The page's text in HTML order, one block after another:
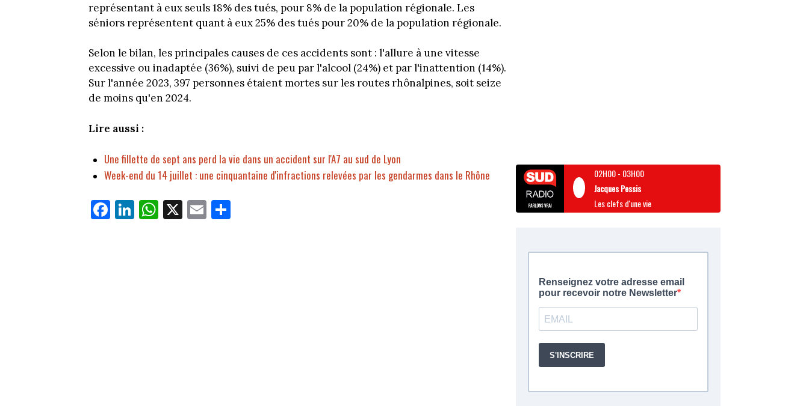
représentant à eux seuls 18% des tués, pour 8% de la population régionale. Les
séniors représentent quant à eux 25% des tués pour 20% de la population régionale.
Selon le bilan, les principales causes de ces accidents sont : l'allure à une vitesse
excessive ou inadaptée (36%), suivi de peu par l'alcool (24%) et par l'inattention (14%).
Sur l'année 2023, 397 personnes étaient mortes sur les routes rhônalpines, soit seize
de moins qu'en 2024.
Lire aussi :
Une fillette de sept ans perd la vie dans un accident sur l'A7 au sud de Lyon
Week-end du 14 juillet : une cinquantaine d'infractions relevées par les gendarmes dans le Rhône
Fa
ce
Li
nk
W
ha
X E
m
02H00- 03H00
Jacques Pessis
Les clefs d'une vie